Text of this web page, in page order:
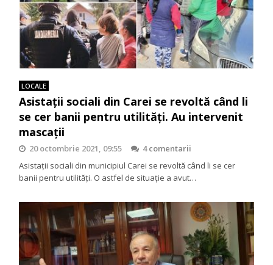
LOCALE
Asistații sociali din Carei se revoltă când li
se cer banii pentru utilități. Au intervenit
mascații
20 octombrie 2021, 09:55
4 comentarii
Asistații sociali din municipiul Carei se revoltă când li se cer
banii pentru utilități. O astfel de situație a avut…